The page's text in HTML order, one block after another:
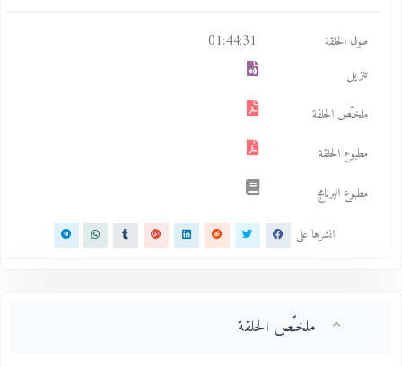
طول الحلقة 01:44:31
تنزيل
ملخـّص الحلقة
مطبوع الحلقة
مطبوع البرنامج
انشرها على
ملخـّص الحلقة